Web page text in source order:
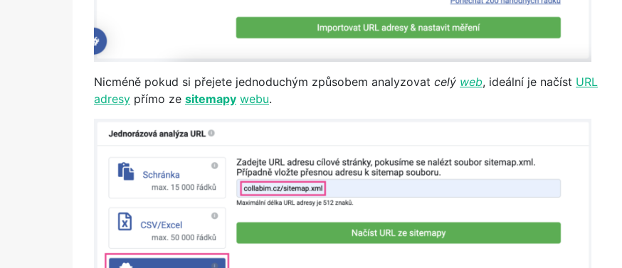
Nicméně pokud si přejete jednoduchým způsobem analyzovat celý web, ideální je načíst URL
adresy přímo ze sitemapy webu.